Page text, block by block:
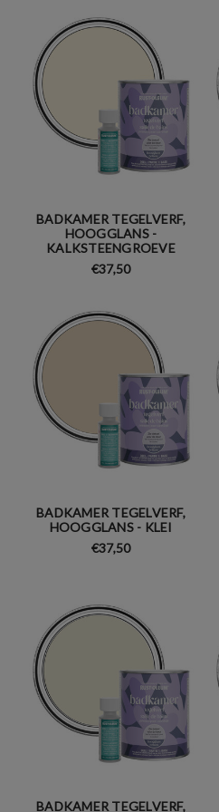
BADKAMER TEGELVERF,
HOOGGLANS -
KALKSTEENGROEVE
€37,50
BADKAMER TEGELVERF,
HOOGGLANS - KLEI
€37,50
BADKAMER TEGELVERF,